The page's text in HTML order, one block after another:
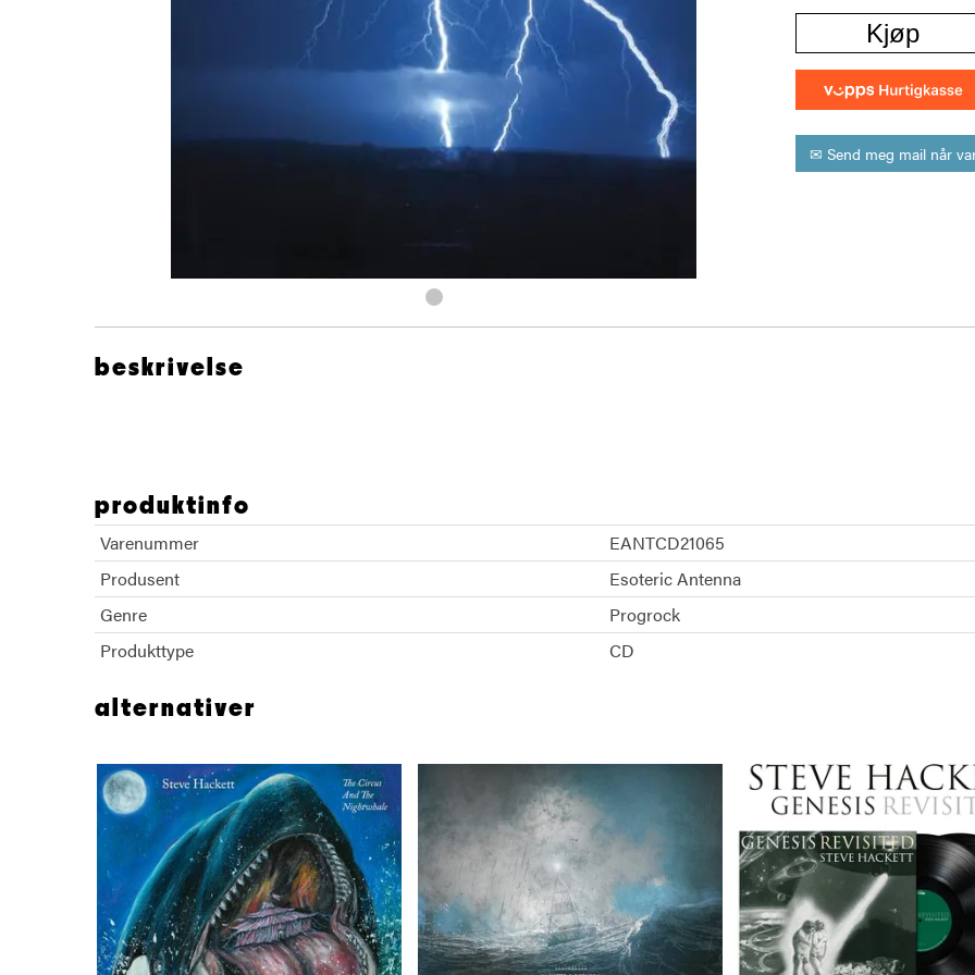
Kjøp
✉ Send meg mail når
beskrivelse
produktinfo
Varenummer
EANTCD21065
Produsent
Esoteric Antenna
Genre
Progrock
Produkttype
CD
alternativer